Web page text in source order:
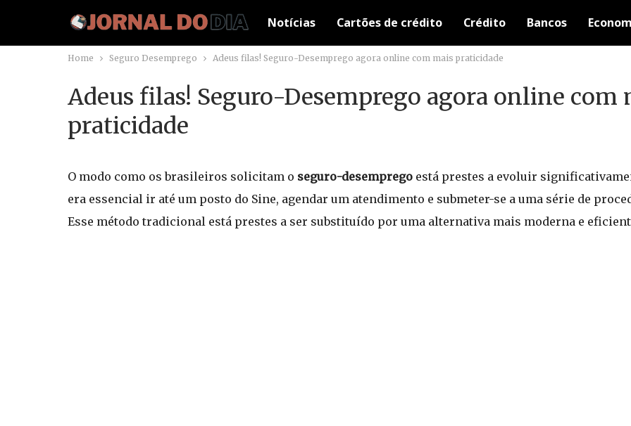
Notícias Cartões de crédito Crédito Bancos
Home Seguro Desemprego Adeus filas! Seguro-Desemprego agora online com mais praticidade
Adeus filas! Seguro-Desemprego agora online com
praticidade
O modo como os brasileiros solicitam o seguro-desemprego está prestes a evoluir
era essencial ir até um posto do Sine, agendar um atendimento e submeter-se a uma série de
Esse método tradicional está prestes a ser substituído por uma alternativa mais moderna e